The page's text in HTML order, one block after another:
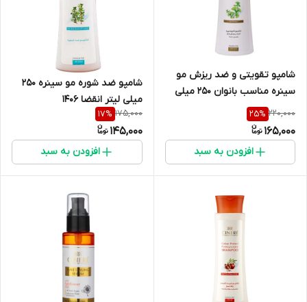
شامپو تقویتی و ضد ریزش مو
سینره مناسب بانوان ۲۵۰ میلی
220,000
25%
165,000
افزودن به سبد
شامپو ضد شوره مو سینره ۲۵۰
میلی لیتر انقضا ۱۴۰۶
175,000
17%
145,000
افزودن به سبد